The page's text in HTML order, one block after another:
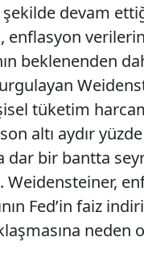
devam
enflasyon
beklenenden
tüketim
altı aydır
dar bir bantta
Weidensteiner,
Fed’in faiz
neden